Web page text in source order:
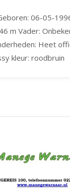
06-05-
m Vader:
Heet
kleur: roodbruin